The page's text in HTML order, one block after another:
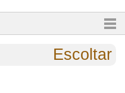
Escoltar